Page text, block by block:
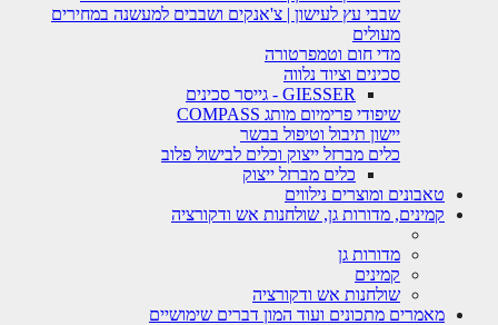
שבבי עץ לעישון | צ'אנקים ושבבים למעשנה במחירים
מעולים
מדי חום וטמפרטורה
סכינים וציוד נלווה
GIESSER - גייסר סכינים
שיפודי פרימיום מותג COMPASS
יישון תיבול וטיפול בבשר
כלים מברזל ייצוק וכלים לבישול פלוב
כלים מברזל ייצוק
טאבונים ומוצרים נילווים
קמינים, מדורות גן, שולחנות אש ודקורציה
מדורות גן
קמינים
שולחנות אש ודקורציה
מאמרים מתכונים ועוד המון דברים שימושיים